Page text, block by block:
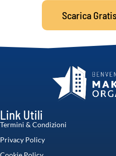
Scarica
Link Utili
Termini & Condizioni
Privacy Policy